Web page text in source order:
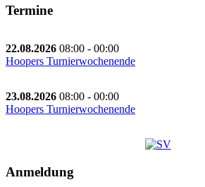
Termine
22.08.2026 08:00 - 00:00
Hoopers Turnierwochenende
23.08.2026 08:00 - 00:00
Hoopers Turnierwochenende
Anmeldung